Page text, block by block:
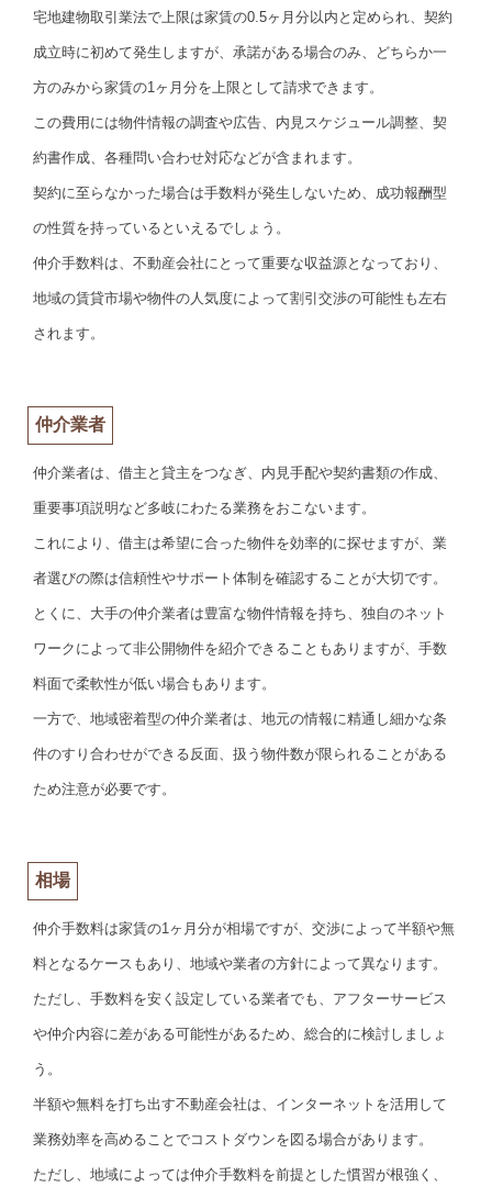
宅地建物取引業法で上限は家賃の0.5ヶ月分以内と定められ、契約
成立時に初めて発生しますが、承諾がある場合のみ、どちらか一
方のみから家賃の1ヶ月分を上限として請求できます。
この費用には物件情報の調査や広告、内見スケジュール調整、契
約書作成、各種問い合わせ対応などが含まれます。
契約に至らなかった場合は手数料が発生しないため、成功報酬型
の性質を持っているといえるでしょう。
仲介手数料は、不動産会社にとって重要な収益源となっており、
地域の賃貸市場や物件の人気度によって割引交渉の可能性も左右
されます。
仲介業者
仲介業者は、借主と貸主をつなぎ、内見手配や契約書類の作成、
重要事項説明など多岐にわたる業務をおこないます。
これにより、借主は希望に合った物件を効率的に探せますが、業
者選びの際は信頼性やサポート体制を確認することが大切です。
とくに、大手の仲介業者は豊富な物件情報を持ち、独自のネット
ワークによって非公開物件を紹介できることもありますが、手数
料面で柔軟性が低い場合もあります。
一方で、地域密着型の仲介業者は、地元の情報に精通し細かな条
件のすり合わせができる反面、扱う物件数が限られることがある
ため注意が必要です。
相場
仲介手数料は家賃の1ヶ月分が相場ですが、交渉によって半額や無
料となるケースもあり、地域や業者の方針によって異なります。
ただし、手数料を安く設定している業者でも、アフターサービス
や仲介内容に差がある可能性があるため、総合的に検討しましょ
う。
半額や無料を打ち出す不動産会社は、インターネットを活用して
業務効率を高めることでコストダウンを図る場合があります。
ただし、地域によっては仲介手数料を前提とした慣習が根強く、